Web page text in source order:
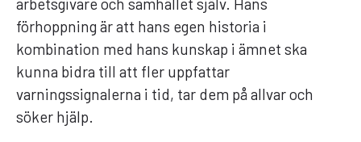
förhoppning är att hans egen historia i
kombination med hans kunskap i ämnet ska
kunna bidra till att fler uppfattar
varningssignalerna i tid, tar dem på allvar och
söker hjälp.